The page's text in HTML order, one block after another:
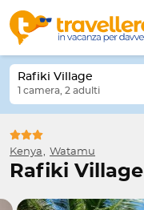
Rafiki Village
1 camera, 2 adulti
Kenya Watamu
Rafiki Village